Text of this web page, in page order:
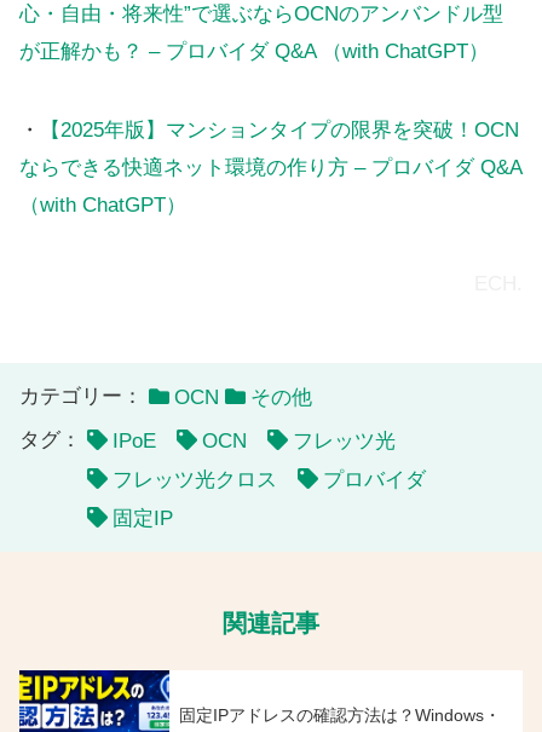
心・自由・将来性”で選ぶならOCNのアンバンドル型
が正解かも？ – プロバイダ Q&A （with ChatGPT）
・
【2025年版】マンションタイプの限界を突破！OCN
ならできる快適ネット環境の作り方 – プロバイダ Q&A
（with ChatGPT）
カテゴリー： OCN
その他
タグ：
IPoE OCN
フレッツ光
フレッツ光クロス
プロバイダ
固定IP
関連記事
固定IPアドレスの確認方法は？Windows・